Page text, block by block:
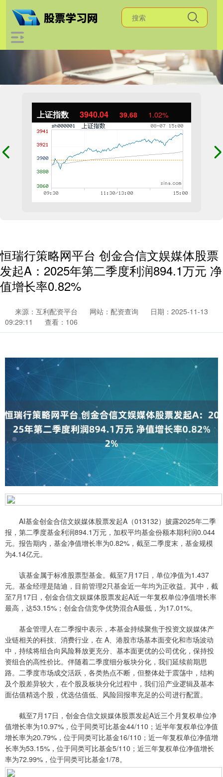
上证指数 3940.04 39.68 1.02%
恒瑞行策略网平台 创金合信文娱媒体股票
发起A：2025年第二季度利润894.1万元 净
值增长率0.82%
来源：互利配资平台 网站：配资查询
日期：2025-11-13
09:29:11
查看：106
AI基金创金合信文娱媒体股票发起A（013132）披露2025年二季
报，第二季度基金利润894.1万元，加权平均基金份额本期利润0.044
元。报告期内，基金净值增长率为0.82%，截至二季度末，基金规模
为4.14亿元。
该基金属于标准股票型基金。截至7月17日，单位净值为1.437
元。基金经理是陆迪，目前管理2只基金近一年均为正收益。其中，截
至7月17日，创金合信文娱媒体股票发起A近一年复权单位净值增长率
最高，达53.15%；创金合信竞争优势混合A最低，为17.01%。
基金管理人在二季报中表示，本基金持续聚焦于投资文娱媒体产
业链相关的科技、消费行业，在 A、港股市场基本面变化和市场波动
中，持续将组合向风险释放更充分、基本面更优的公司优化，保持投
资组合的高性价比。伴随着二季度细分板块分化，我们延续前期思
路。二季度市场成交活跃，各类热点不断，但整体处于震荡中，结构
及个股差异较大，在个股及板块分化过程中，我们沿产业逻辑及基本
面估值精选个股，优选估值低、风险回报率充足的公司进行配置。
截至7月17日，创金合信文娱媒体股票发起A近三个月复权单位净
值增长率为10.97%，位于同类可比基金44/110；近半年复权单位净值
增长率为20.79%，位于同类可比基金16/110；近一年复权单位净值增
长率为53.15%，位于同类可比基金5/110；近三年复权单位净值增长
率为72.99%，位于同类可比基金1/78。